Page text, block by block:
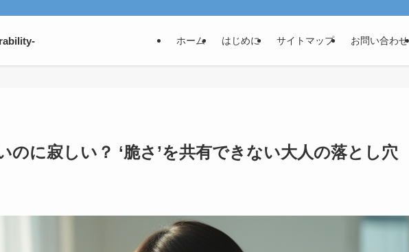
ホーム はじめに サイトマップ お問い合わせ
のに寂しい？ ‘脆さ’を共有できない大人の落とし穴